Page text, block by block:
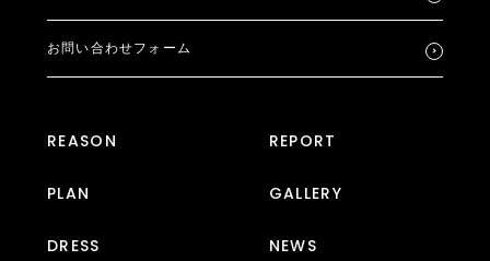
お問い合わせフォーム
REASON
PLAN
DRESS
REPORT
GALLERY
NEWS